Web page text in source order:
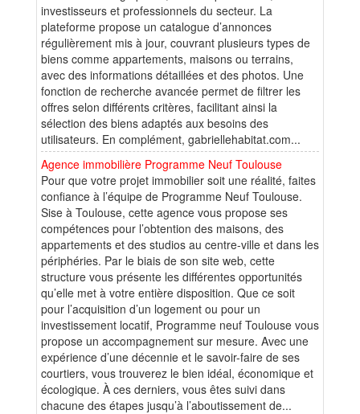
investisseurs et professionnels du secteur. La
plateforme propose un catalogue d’annonces
régulièrement mis à jour, couvrant plusieurs types de
biens comme appartements, maisons ou terrains,
avec des informations détaillées et des photos. Une
fonction de recherche avancée permet de filtrer les
offres selon différents critères, facilitant ainsi la
sélection des biens adaptés aux besoins des
utilisateurs. En complément, gabriellehabitat.com...
Agence immobilière Programme Neuf Toulouse
Pour que votre projet immobilier soit une réalité, faites
confiance à l’équipe de Programme Neuf Toulouse.
Sise à Toulouse, cette agence vous propose ses
compétences pour l’obtention des maisons, des
appartements et des studios au centre-ville et dans les
périphéries. Par le biais de son site web, cette
structure vous présente les différentes opportunités
qu’elle met à votre entière disposition. Que ce soit
pour l’acquisition d’un logement ou pour un
investissement locatif, Programme neuf Toulouse vous
propose un accompagnement sur mesure. Avec une
expérience d’une décennie et le savoir-faire de ses
courtiers, vous trouverez le bien idéal, économique et
écologique. À ces derniers, vous êtes suivi dans
chacune des étapes jusqu’à l’aboutissement de...